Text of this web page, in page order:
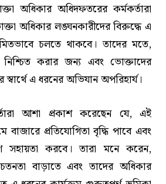
অধিকার অধিদফতরের কর্মকর্তারা
অধিকার লঙ্ঘনকারীদের বিরুদ্ধে এ
চলতে থাকবে। তাদের মতে,
করার জন্য এবং ভোক্তাদের
এ ধরনের অভিযান অপরিহার্য।
আশা প্রকাশ করেছেন যে, এই
প্রতিযোগিতা বৃদ্ধি পাবে এবং
সহায়তা করবে। তারা মনে করেন,
বাড়াতে এবং তাদের অধিকার